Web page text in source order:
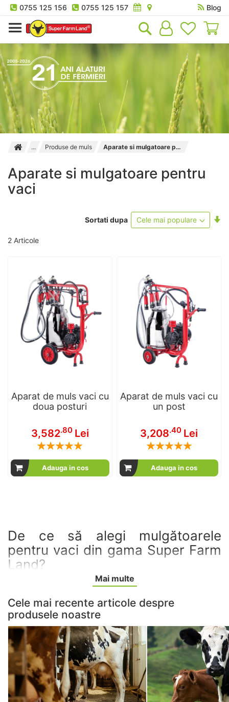
0755 125 156 0755 125 157
Blog
Produse de muls Aparate si mulgatoare pentru vaci
Aparate si mulgatoare pentru
vaci
2 Articole
Sortati dupa
Aparat de muls vaci cu
doua posturi
3,582.80 Lei
Rating:
Adauga in cos
Aparat de muls vaci cu
un post
3,208.40 Lei
Rating:
Adauga in cos
De ce să alegi mulgătoarele
pentru vaci din gama Super Farm
Land?
Alege o mulgătoare pentru vaci de la Super Farm
Land, fabricată din materiale de calitate superioară.
Utilizarea unui aparat de muls, indiferent că este cu
post, două sau șase , crește productivitatea și este
necesară într-o fermă mică sau mijlocie. Utilizarea unui
aparat de muls ajută la creșterea productivității, la
scăderea efortului fizic și la păstrarea în condiții
optime a calității laptelui.Este ideal să apelezi la
mașinile de muls profesionala, sunt mult mai eficiente,
iar costul energetic nu este ridicat.
Mai multe
Cele mai recente articole despre
produsele noastre